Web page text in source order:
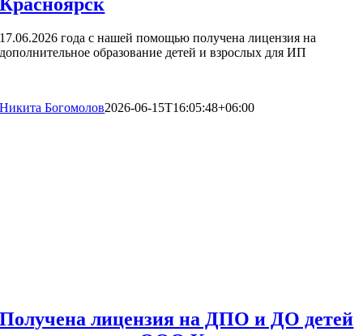
17.06.2026 года с нашей помощью получена лицензия на
дополнительное образование детей и взрослых для ИП
Никита Богомолов2026-06-15T16:05:48+06:00
Получена лицензия на ДПО и ДО детей